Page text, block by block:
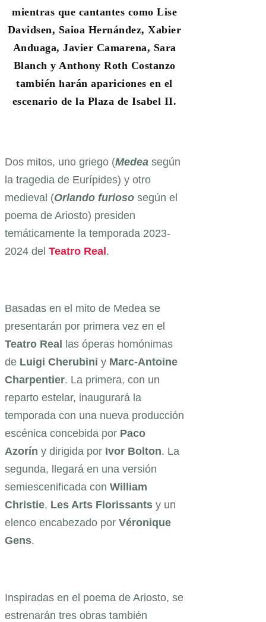
mientras que cantantes como Lise
Davidsen, Saioa Hernández, Xabier
Anduaga, Javier Camarena, Sara
Blanch y Anthony Roth Costanzo
también harán apariciones en el
escenario de la Plaza de Isabel II.
Dos mitos, uno griego (Medea según
la tragedia de Eurípides) y otro
medieval (Orlando furioso según el
poema de Ariosto) presiden
temáticamente la temporada 2023-
2024 del Teatro Real.
Basadas en el mito de Medea se
presentarán por primera vez en el
Teatro Real las óperas homónimas
de Luigi Cherubini y Marc-Antoine
Charpentier. La primera, con un
reparto estelar, inaugurará la
temporada con una nueva producción
escénica concebida por Paco
Azorín y dirigida por Ivor Bolton. La
segunda, llegará en una versión
semiescenificada con William
Christie, Les Arts Florissants y un
elenco encabezado por Véronique
Gens.
Inspiradas en el poema de Ariosto, se
estrenarán tres obras también